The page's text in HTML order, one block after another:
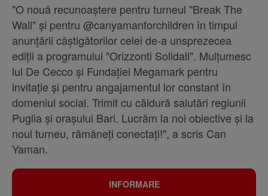
"O nouă recunoaștere pentru turneul "Break The
Wall" și pentru @canyamanforchildren în timpul
anunțării câștigătorilor celei de-a unsprezecea
ediții a programului "Orizzonti Solidali". Mulțumesc
lui De Cecco și Fundației Megamark pentru
invitație și pentru angajamentul lor constant în
domeniul social. Trimit cu căldură salutări regiunii
Puglia și orașului Bari. Lucrăm la noi obiective și la
noul turneu, rămâneți conectați!", a scris Can
Yaman.
INFORMARE